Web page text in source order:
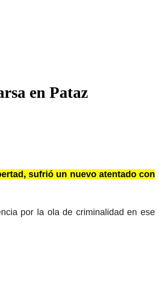
en Pataz
sufrió un nuevo atentado con
por la ola de criminalidad en ese